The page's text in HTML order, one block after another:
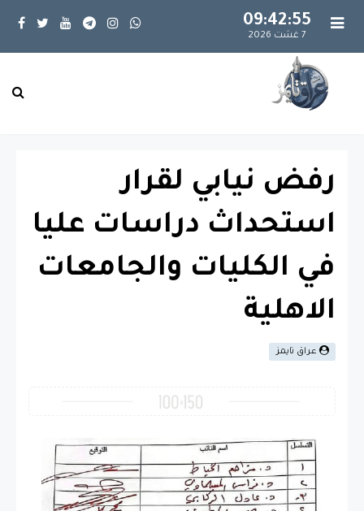
09:42:56
7 غشت 2026
رفض نيابي لقرار
استحداث دراسات عليا
في الكليات والجامعات
الاهلية
عراق تايمز